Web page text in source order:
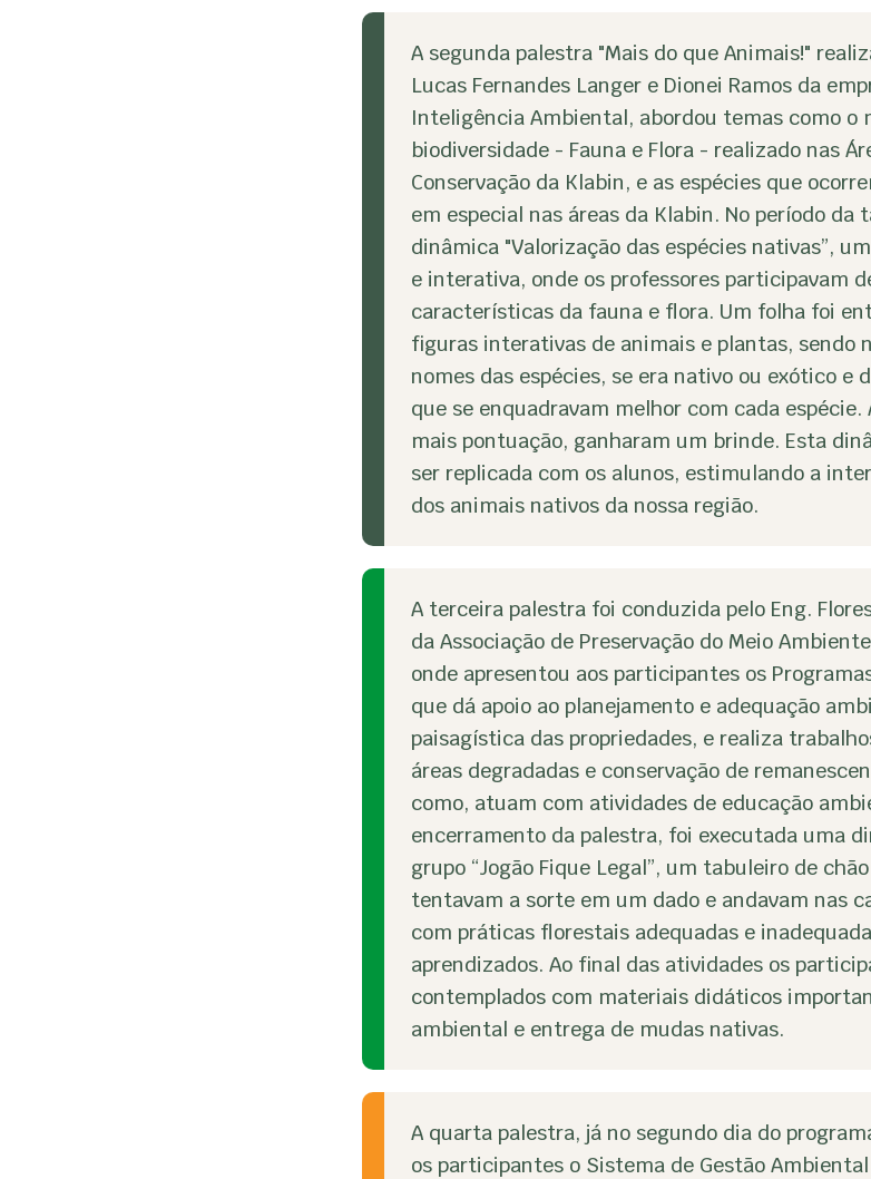
A segunda palestra "Mais do que Animais!"
Lucas Fernandes Langer e Dionei Ramos da
Inteligência Ambiental, abordou temas como o
biodiversidade - Fauna e Flora - realizado nas
Conservação da Klabin, e as espécies que
em especial nas áreas da Klabin. No período da
dinâmica "Valorização das espécies nativas”,
e interativa, onde os professores participavam
características da fauna e flora. Um folha foi
figuras interativas de animais e plantas, sendo
nomes das espécies, se era nativo ou exótico e
que se enquadravam melhor com cada
mais pontuação, ganharam um brinde. Esta
ser replicada com os alunos, estimulando a
dos animais nativos da nossa região.
A terceira palestra foi conduzida pelo Eng.
da Associação de Preservação do Meio Ambiente
onde apresentou aos participantes os
que dá apoio ao planejamento e adequação
paisagística das propriedades, e realiza
áreas degradadas e conservação de
como, atuam com atividades de educação
encerramento da palestra, foi executada uma
grupo “Jogão Fique Legal”, um tabuleiro de
tentavam a sorte em um dado e andavam nas
com práticas florestais adequadas e
aprendizados. Ao final das atividades os
contemplados com materiais didáticos
ambiental e entrega de mudas nativas.
A quarta palestra, já no segundo dia do
os participantes o Sistema de Gestão